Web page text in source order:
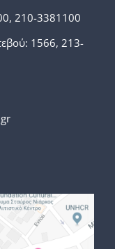
210-3381100
1566, 213-